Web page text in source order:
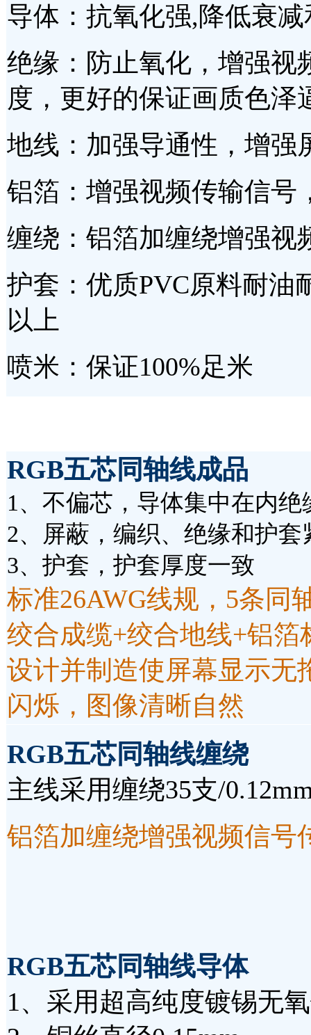
导体：抗氧化强,降低衰
绝缘：防止氧化，增强视
度，更好的保证画质色泽
地线：加强导通性，增强
铝箔：增强视频传输信号
缠绕：铝箔加缠绕增强视
护套：优质PVC原料耐油
以上
喷米：保证100%足米
RGB五芯同轴线成品
1、不偏芯，导体集中在内绝
2、屏蔽，编织、绝缘和护套
3、护套，护套厚度一致
标准26AWG线规，5条同
绞合成缆+绞合地线+铝箔
设计并制造使屏幕显示无
闪烁，图像清晰自然
RGB五芯同轴线缠绕
主线采用缠绕35支/
铝箔加缠绕增强视频信号
RGB五芯同轴线导体
1、采用超高纯度镀锡无